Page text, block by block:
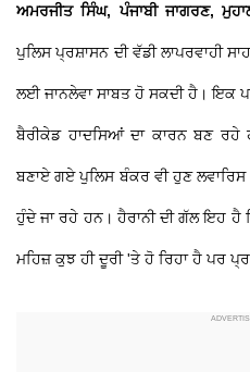
ਅਮਰਜੀਤ ਸਿੰਘ, ਪੰਜਾਬੀ ਜਾਗਰਣ,
ਪੁਲਿਸ ਪ੍ਰਸ਼ਾਸਨ ਦੀ ਵੱਡੀ ਲਾਪਰਵਾਹੀ
ਲਈ ਜਾਨਲੇਵਾ ਸਾਬਤ ਹੋ ਸਕਦੀ ਹੈ। ਇਕ
ਬੈਰੀਕੇਡ ਹਾਦਸਿਆਂ ਦਾ ਕਾਰਨ ਬਣ
ਬਣਾਏ ਗਏ ਪੁਲਿਸ ਬੰਕਰ ਵੀ ਹੁਣ
ਹੁੰਦੇ ਜਾ ਰਹੇ ਹਨ। ਹੈਰਾਨੀ ਦੀ ਗੱਲ ਇਹ
ਮਹਿਜ਼ ਕੁਝ ਹੀ ਦੂਰੀ 'ਤੇ ਹੋ ਰਿਹਾ ਹੈ ਪਰ